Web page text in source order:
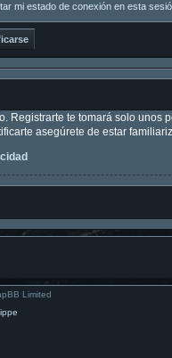
mi estado de conexión en esta
Registrarte te tomará solo
asegúrete de estar
Limited